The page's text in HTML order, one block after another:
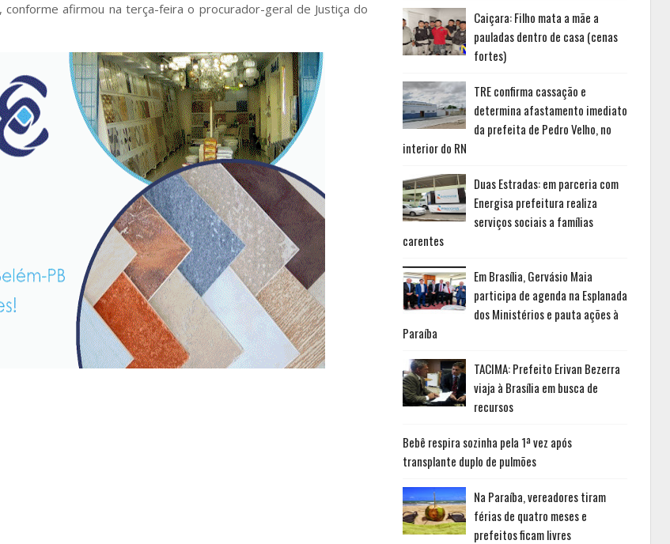
afirmou na terça-feira o procurador-geral de Justiça do
Caiçara: Filho mata a mãe a
pauladas dentro de casa (cenas
fortes)
TRE confirma cassação e
determina afastamento imediato
da prefeita de Pedro Velho, no
interior do RN
Duas Estradas: em parceria com
Energisa prefeitura realiza
serviços sociais a famílias
carentes
Em Brasília, Gervásio Maia
participa de agenda na Esplanada
dos Ministérios e pauta ações à
Paraíba
TACIMA: Prefeito Erivan Bezerra
viaja à Brasília em busca de
recursos
Bebê respira sozinha pela 1ª vez após
transplante duplo de pulmões
Na Paraíba, vereadores tiram
férias de quatro meses e
prefeitos ficam livres